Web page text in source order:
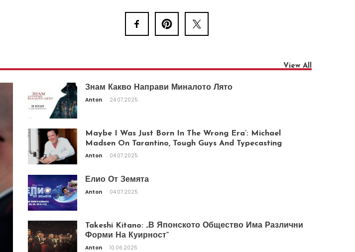
View All
Знам Какво Направи Миналото Лято
Anton 24.07.2025
Maybe I Was Just Born In The Wrong Era’: Michael
Madsen On Tarantino, Tough Guys And Typecasting
Anton 04.07.2025
Елио От Земята
Anton 04.07.2025
Takeshi Kitano: „В Японското Общество Има Различни
Форми На Куирност“
Anton 10.06.2025